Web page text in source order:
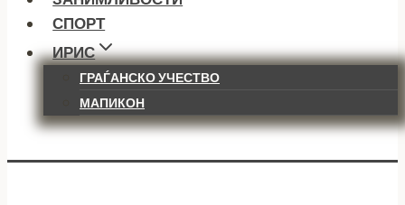
СПОРТ
ИРИС
ГРАЃАНСКО УЧЕСТВО
МАПИКОН